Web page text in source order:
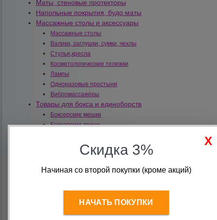
Маты, стеновые протекторы
Напольные покрытия, будо маты
Массажные столы и аксессуары
Массажные столы
Валики, заглушки, сумки, чехлы
Стулья,кресла
Косметологические тележки
Лампы
Одноразовые простыни
Вибромассажёры
Товары для бокса и единоборств
Боксерские мешки
Боксерские груши
Боксерские перчатки
Перчатки ММА, шингарды
Лапы, ракетки для единоборств
Шлемы для единоборств
Экипировка для единоборств
Крепления-подвесы для мешка / груши
Скидка 3%
Начиная со второй покупки (кроме акций)
НАЧАТЬ ПОКУПКИ